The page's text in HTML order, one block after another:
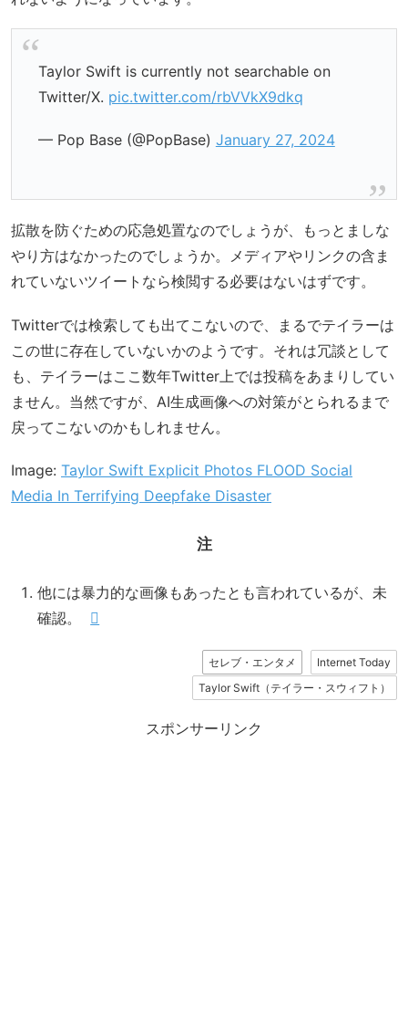
Taylor Swift is currently not searchable on
Twitter/X. pic.twitter.com/rbVVkX9dkq
— Pop Base (@PopBase) January 27, 2024
拡散を防ぐための応急処置なのでしょうが、もっとましな
やり方はなかったのでしょうか。メディアやリンクの含ま
れていないツイートなら検閲する必要はないはずです。
Twitterでは検索しても出てこないので、まるでテイラーは
この世に存在していないかのようです。それは冗談として
も、テイラーはここ数年Twitter上では投稿をあまりしてい
ません。当然ですが、AI生成画像への対策がとられるまで
戻ってこないのかもしれません。
Image: Taylor Swift Explicit Photos FLOOD Social
Media In Terrifying Deepfake Disaster
注
他には暴力的な画像もあったとも言われているが、未
確認。
セレブ・エンタメ
Internet Today
Taylor Swift（テイラー・スウィフト）
スポンサーリンク